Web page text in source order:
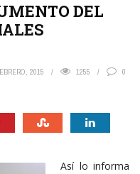
DEL
2015 1255 0
Así lo informa